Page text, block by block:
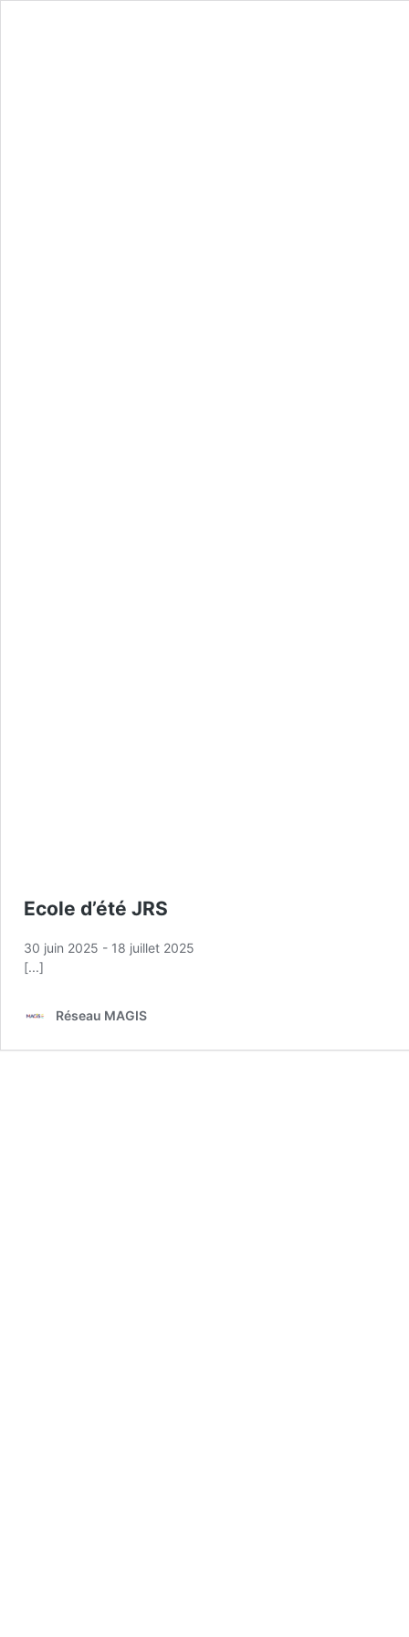
Ecole d’été JRS
30 juin 2025 - 18 juillet 2025
[...]
Réseau MAGIS